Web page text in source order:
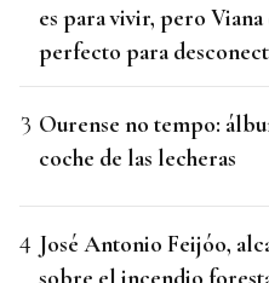
es para vivir, pero Viana
perfecto para
Ourense no tempo:
coche de las lecheras
José Antonio Feijóo,